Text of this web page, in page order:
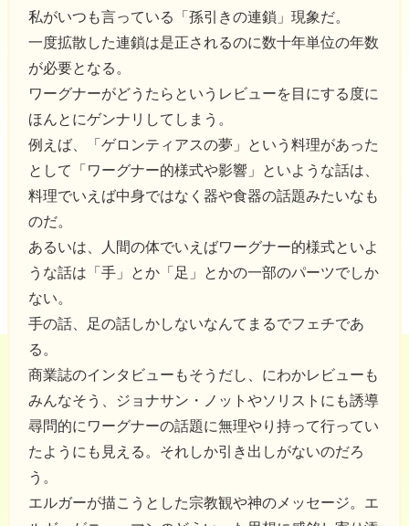
私がいつも言っている「孫引きの連鎖」現象だ。
一度拡散した連鎖は是正されるのに数十年単位の年数
が必要となる。
ワーグナーがどうたらというレビューを目にする度に
ほんとにゲンナリしてしまう。
例えば、「ゲロンティアスの夢」という料理があった
として「ワーグナー的様式や影響」といような話は、
料理でいえば中身ではなく器や食器の話題みたいなも
のだ。
あるいは、人間の体でいえばワーグナー的様式といよ
うな話は「手」とか「足」とかの一部のパーツでしか
ない。
手の話、足の話しかしないなんてまるでフェチであ
る。
商業誌のインタビューもそうだし、にわかレビューも
みんなそう、ジョナサン・ノットやソリストにも誘導
尋問的にワーグナーの話題に無理やり持って行ってい
たようにも見える。それしか引き出しがないのだろ
う。
エルガーが描こうとした宗教観や神のメッセージ。エ